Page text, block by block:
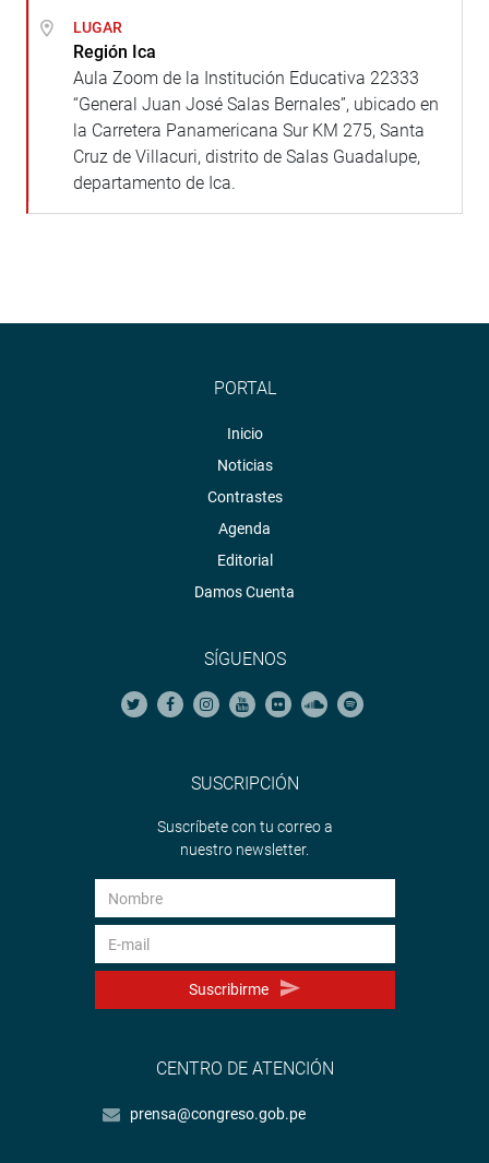
LUGAR
Región Ica
Aula Zoom de la Institución Educativa 22333
“General Juan José Salas Bernales”, ubicado en
la Carretera Panamericana Sur KM 275, Santa
Cruz de Villacuri, distrito de Salas Guadalupe,
departamento de Ica.
PORTAL
Inicio
Noticias
Contrastes
Agenda
Editorial
Damos Cuenta
SÍGUENOS
SUSCRIPCIÓN
Suscríbete con tu correo a
nuestro newsletter.
Suscribirme
CENTRO DE ATENCIÓN
prensa@congreso.gob.pe